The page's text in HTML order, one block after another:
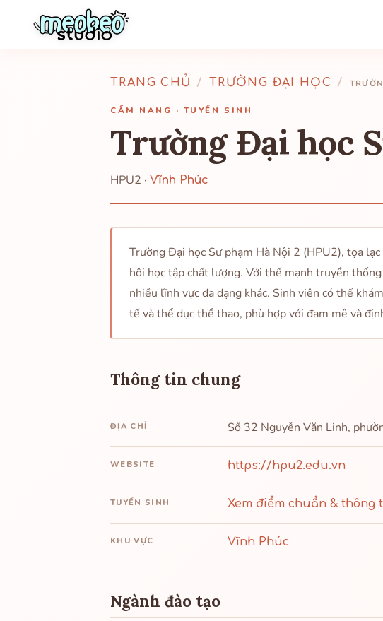
TRANG CHỦ / TRƯỜNG ĐẠI HỌC /
CẨM NANG · TUYỂN SINH
Trường Đại học
HPU2 · Vĩnh Phúc
Trường Đại học Sư phạm Hà Nội 2 (HPU2), tọa
hội học tập chất lượng. Với thế mạnh truyền
nhiều lĩnh vực đa dạng khác. Sinh viên có thể
tế và thể dục thể thao, phù hợp với đam mê và
Thông tin chung
ĐỊA CHỈ Số 32 Nguyễn Văn Linh,
WEBSITE https://hpu2.edu.vn
TUYỂN SINH Xem điểm chuẩn & thông
KHU VỰC Vĩnh Phúc
Ngành đào tạo